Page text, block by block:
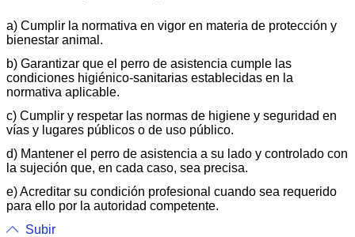
a) Cumplir la normativa en vigor en materia de protección y
bienestar animal.
b) Garantizar que el perro de asistencia cumple las
condiciones higiénico-sanitarias establecidas en la
normativa aplicable.
c) Cumplir y respetar las normas de higiene y seguridad en
vías y lugares públicos o de uso público.
d) Mantener el perro de asistencia a su lado y controlado con
la sujeción que, en cada caso, sea precisa.
e) Acreditar su condición profesional cuando sea requerido
para ello por la autoridad competente.
Subir